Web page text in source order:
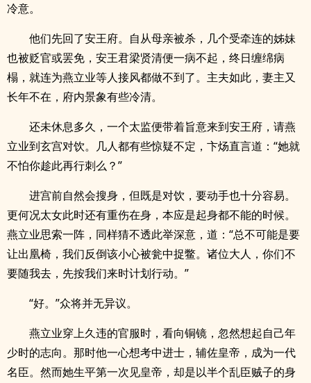
冷意。
他们先回了安王府。自从母亲被杀，几个受牵连的姊妹
也被贬官或罢免，安王君梁贤清便一病不起，终日缠绵病
榻，就连为燕立业等人接风都做不到了。主夫如此，妻主又
长年不在，府内景象有些冷清。
还未休息多久，一个太监便带着旨意来到安王府，请燕
立业到玄宫对饮。几人都有些惊疑不定，卞炀直言道：“她就
不怕你趁此再行刺么？”
进宫前自然会搜身，但既是对饮，要动手也十分容易。
更何况太女此时还有重伤在身，本应是起身都不能的时候。
燕立业思索一阵，同样猜不透此举深意，道：“总不可能是要
让出凰椅，我们反倒该小心被瓮中捉鳖。诸位大人，你们不
要随我去，先按我们来时计划行动。”
“好。”众将并无异议。
燕立业穿上久违的官服时，看向铜镜，忽然想起自己年
少时的志向。那时他一心想考中进士，辅佐皇帝，成为一代
名臣。然而她生平第一次见皇帝，却是以半个乱臣贼子的身